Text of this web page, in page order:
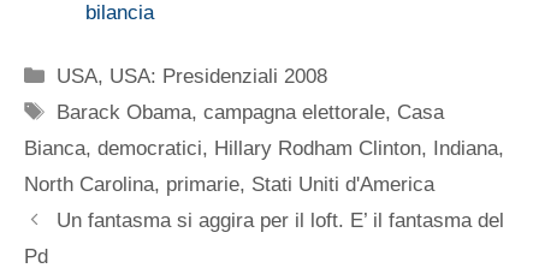
bilancia
Categorie
USA, USA: Presidenziali 2008
Tag
Barack Obama,campagna elettorale, Casa
Bianca, democratici, Hillary Rodham Clinton, Indiana,
North Carolina, primarie, Stati Uniti d'America
Un fantasma si aggira per il loft. E’ il fantasma del
Pd